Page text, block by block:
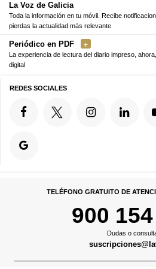
La Voz de Galicia
Toda la información en tu móvil. Recibe
pierdas la actualidad más relevante
Periódico en PDF
La experiencia de lectura del diario impreso,
digital
REDES SOCIALES
TELÉFONO GRATUITO DE
900
Dudas o